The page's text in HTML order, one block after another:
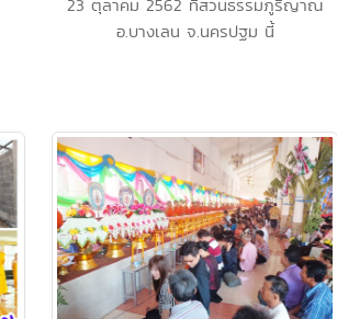
23 ตุลาคม 2562 ที่สวนธรรมภูริญาณ
อ.บางเลน จ.นครปฐม นี้